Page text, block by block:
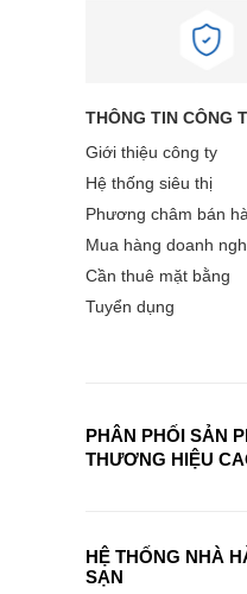
THÔNG TIN CÔNG
Giới thiệu công ty
Hệ thống siêu thị
Phương châm bán
Mua hàng doanh
Cần thuê mặt bằng
Tuyển dụng
PHÂN PHỐI SẢN
THƯƠNG HIỆU
HỆ THỐNG NHÀ
SẠN